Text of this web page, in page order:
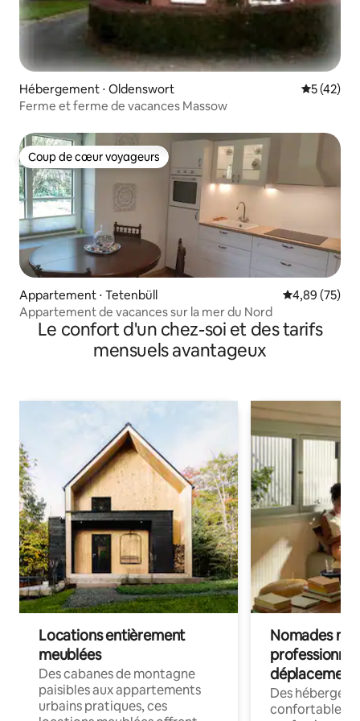
Hébergement ⋅ Oldenswort
5 (42)
Ferme et ferme de vacances Massow
Coup de cœur voyageurs
Coup de cœur voyageurs
Appartement ⋅ Tetenbüll Évaluation
4,89 (75)
Appartement de vacances sur la mer du Nord
Le confort d'un chez-soi et des tarifs
mensuels avantageux
Locations entièrement
meublées
Des cabanes de montagne
paisibles aux appartements
urbains pratiques, ces
Nomades
déplacement
Des
confortables